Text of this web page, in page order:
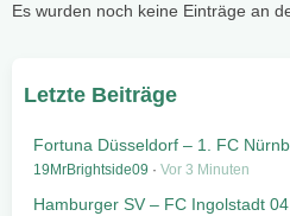
Es wurden noch keine Einträge an
Letzte Beiträge
Fortuna Düsseldorf – 1. FC
19MrBrightside09 Vor 3 Minuten
Hamburger SV – FC Ingolstadt